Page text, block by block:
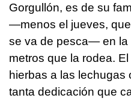
Gorgullón, es de su
—menos el jueves,
se va de pesca— en la
metros que la rodea.
hierbas a las lechugas
tanta dedicación que